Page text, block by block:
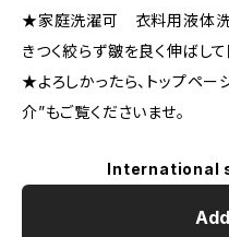
★家庭洗濯可 衣料用液体洗
きつく絞らず皺を良く伸ばして
★よろしかったら、トップペ
介”もご覧くださいませ。
International